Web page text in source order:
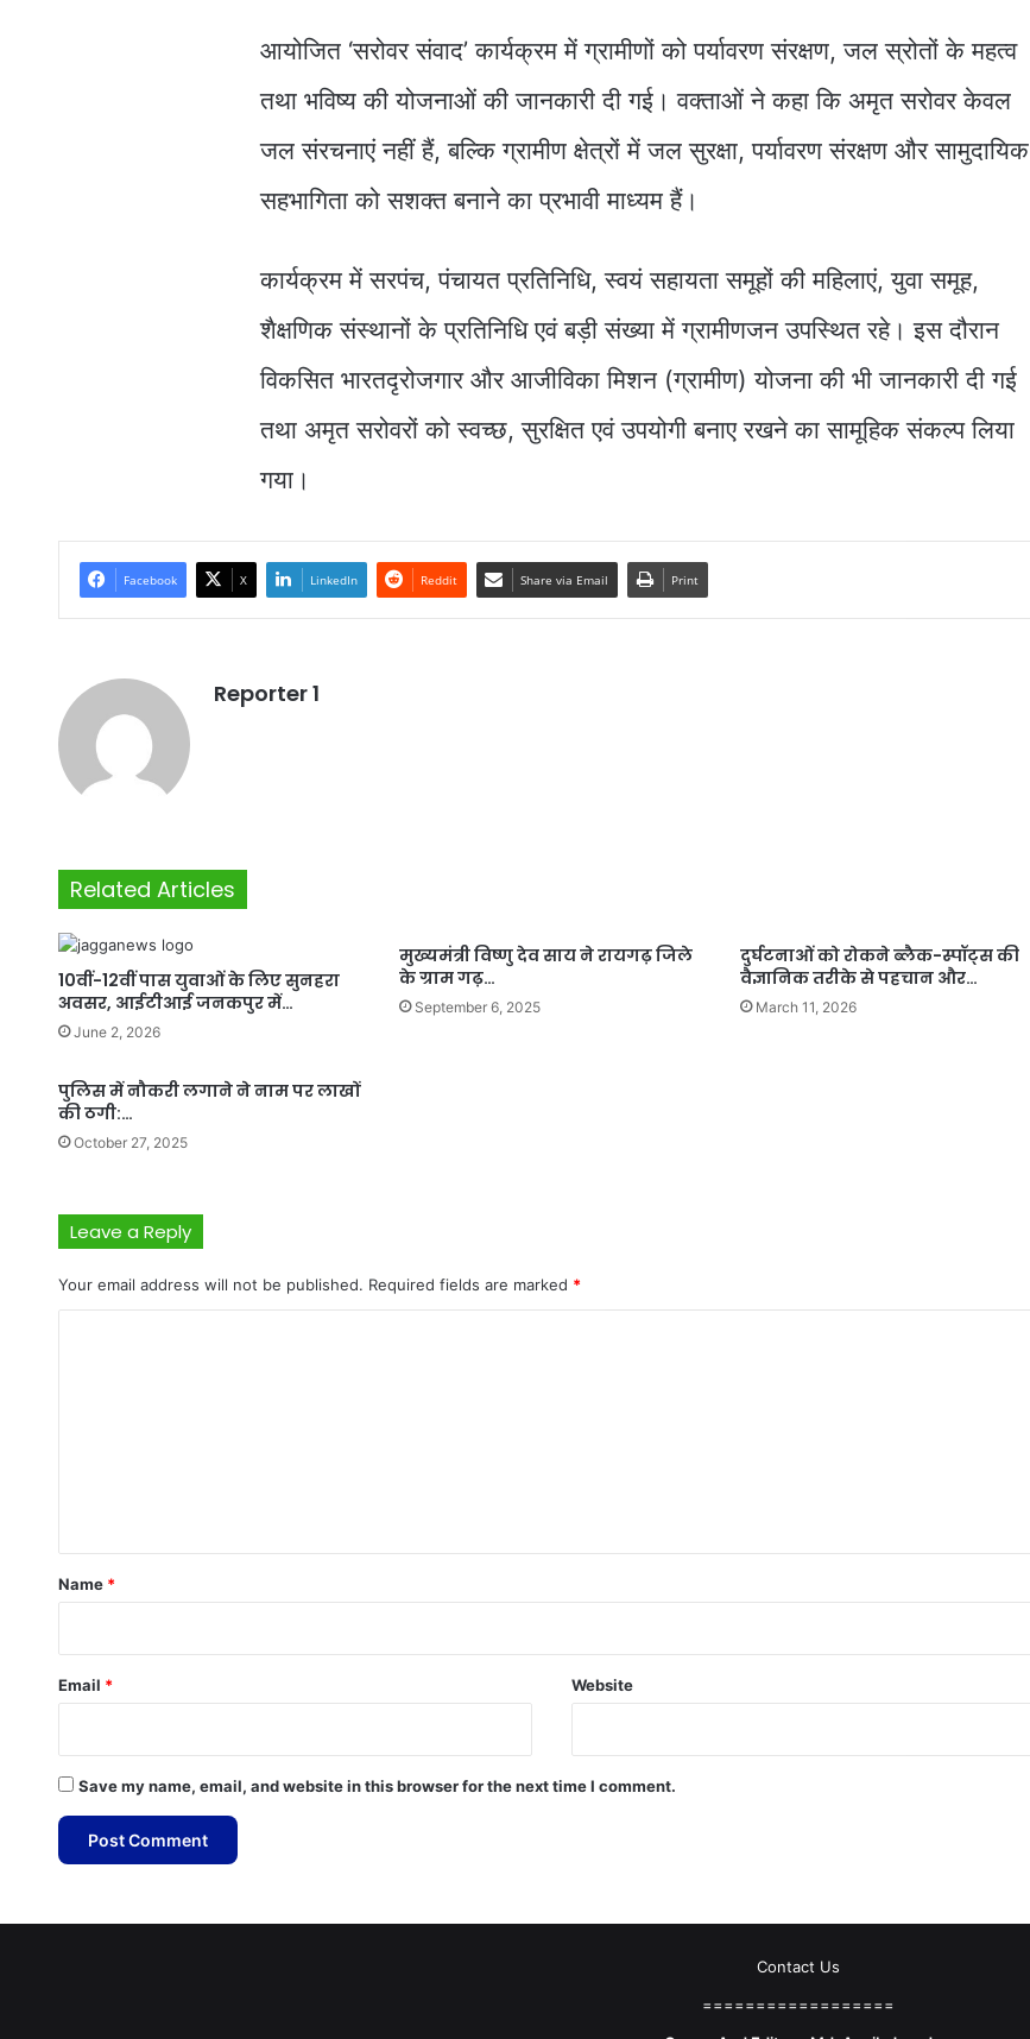
आयोजित ‘सरोवर संवाद’ कार्यक्रम में ग्रामीणों को पर्यावरण संरक्षण, जल स्रोतों के महत्व
तथा भविष्य की योजनाओं की जानकारी दी गई। वक्ताओं ने कहा कि अमृत सरोवर केवल
जल संरचनाएं नहीं हैं, बल्कि ग्रामीण क्षेत्रों में जल सुरक्षा, पर्यावरण संरक्षण और सामुदायिक
सहभागिता को सशक्त बनाने का प्रभावी माध्यम हैं।
कार्यक्रम में सरपंच, पंचायत प्रतिनिधि, स्वयं सहायता समूहों की महिलाएं, युवा समूह,
शैक्षणिक संस्थानों के प्रतिनिधि एवं बड़ी संख्या में ग्रामीणजन उपस्थित रहे। इस दौरान
विकसित भारतदृरोजगार और आजीविका मिशन (ग्रामीण) योजना की भी जानकारी दी गई
तथा अमृत सरोवरों को स्वच्छ, सुरक्षित एवं उपयोगी बनाए रखने का सामूहिक संकल्प लिया
गया।
Facebook X LinkedIn Reddit Share via Email Print
Reporter 1
Related Articles
10वीं-12वीं पास युवाओं के लिए सुनहरा
अवसर, आईटीआई जनकपुर में…
June 2, 2026
मुख्यमंत्री विष्णु देव साय ने रायगढ़ जिले
के ग्राम गढ़…
September 6, 2025
दुर्घटनाओं को रोकने ब्लैक-स्पॉट्स की
वैज्ञानिक तरीके से पहचान और…
March 11, 2026
पुलिस में नौकरी लगाने ने नाम पर लाखों
की ठगी:…
October 27, 2025
Leave a Reply
Your email address will not be published. Required fields are marked *
*
Name *
Email * Website
Save my name, email, and website in this browser for the next time I comment.
Contact Us
==================